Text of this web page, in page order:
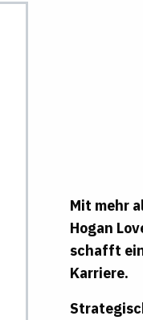
Mit mehr
Hogan
schafft
Karriere.